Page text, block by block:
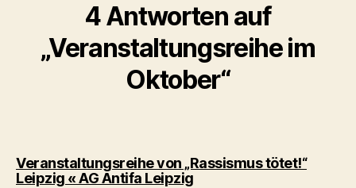
4 Antworten auf
„Veranstaltungsreihe im
Oktober“
Veranstaltungsreihe von „Rassismus tötet!“
Leipzig « AG Antifa Leipzigsagt: